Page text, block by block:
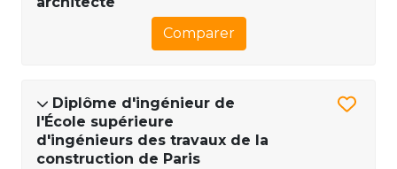
Comparer
Diplôme d'ingénieur de
l'École supérieure
d'ingénieurs des travaux de la
construction de Paris